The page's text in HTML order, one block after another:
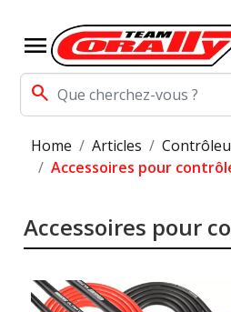
menu
search
Home Articles
Accessoires pour
Accessoires pour